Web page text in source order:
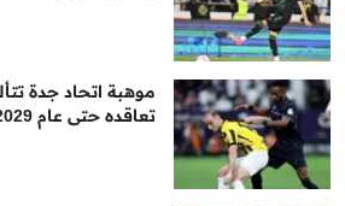
موهبة اتحاد جدة
تعاقده حتى عام 2029